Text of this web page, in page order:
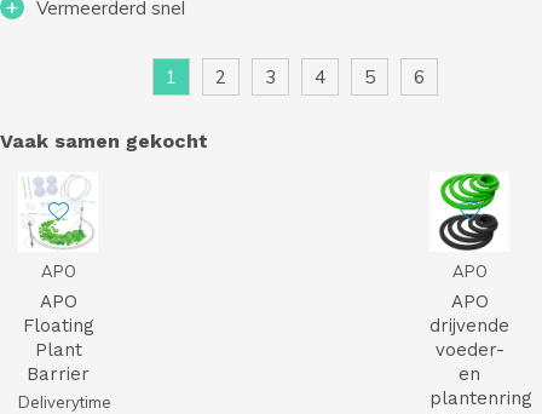
+ Vermeerderd snel
1 2 3 4 5 6
Vaak samen gekocht
APO
APO
Floating
Plant
Barrier
Deliverytime
APO
APO
drijvende
voeder-
en
plantenring